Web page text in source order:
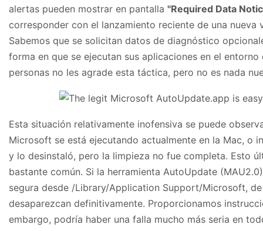
alertas pueden mostrar en pantalla "Required Data
corresponder con el lanzamiento reciente de una
Sabemos que se solicitan datos de diagnóstico
forma en que se ejecutan sus aplicaciones en el
personas no les agrade esta táctica, pero no es nada
Esta situación relativamente inofensiva se puede
Microsoft se está ejecutando actualmente en la Mac, o
y lo desinstaló, pero la limpieza no fue completa. Esto
bastante común. Si la herramienta AutoUpdate
segura desde /Library/Application Support/Microsoft,
desaparezcan definitivamente. Proporcionamos
embargo, podría haber una falla mucho más seria en